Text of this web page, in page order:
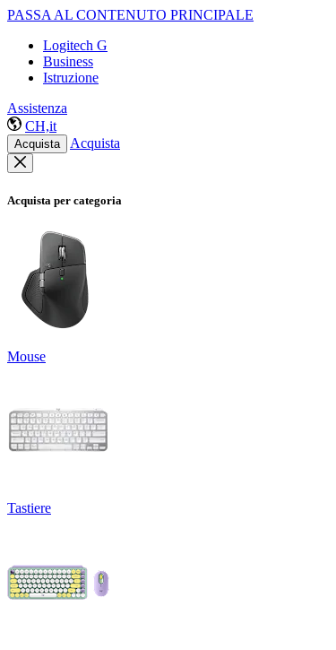
PASSA AL CONTENUTO PRINCIPALE
Logitech G
Business
Istruzione
Assistenza
CH,it
Acquista Acquista
Acquista per categoria
Mouse
Tastiere